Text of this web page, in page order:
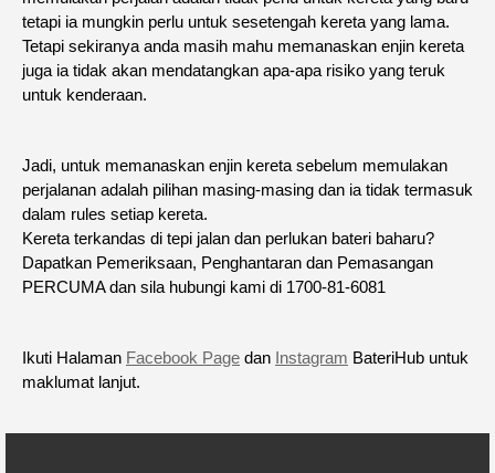
tetapi ia mungkin perlu untuk sesetengah kereta yang lama.
Tetapi sekiranya anda masih mahu memanaskan enjin kereta
juga ia tidak akan mendatangkan apa-apa risiko yang teruk
untuk kenderaan.
Jadi, untuk memanaskan enjin kereta sebelum memulakan
perjalanan adalah pilihan masing-masing dan ia tidak termasuk
dalam rules setiap kereta.
Kereta terkandas di tepi jalan dan perlukan bateri baharu?
Dapatkan Pemeriksaan, Penghantaran dan Pemasangan
PERCUMA dan sila hubungi kami di 1700-81-6081
Ikuti Halaman Facebook Page dan Instagram BateriHub untuk
maklumat lanjut.